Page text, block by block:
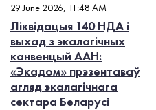
29 June 2026, 11:48 AM
Ліквідацыя 140 НДА і
выхад з экалагiчных
канвенцый ААН:
«Экадом» прэзентаваў
агляд экалагічнага
сектара Беларусі